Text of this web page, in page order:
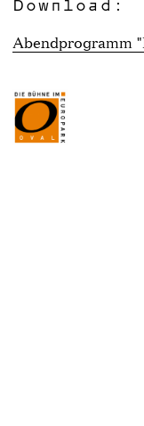
Abendprogramm